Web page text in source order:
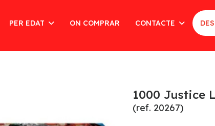
PER EDAT ON COMPRAR CONTACTE
1000 Justice
(ref. 20267)